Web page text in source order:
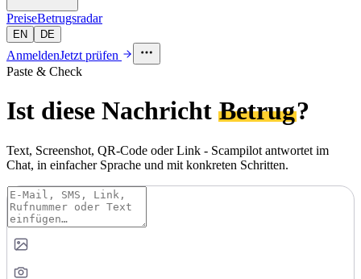
PreiseBetrugsradar
EN DE
AnmeldenJetzt prüfen
Paste & Check
Ist diese Nachricht Betrug?
Text, Screenshot, QR-Code oder Link - Scampilot antwortet im
Chat, in einfacher Sprache und mit konkreten Schritten.